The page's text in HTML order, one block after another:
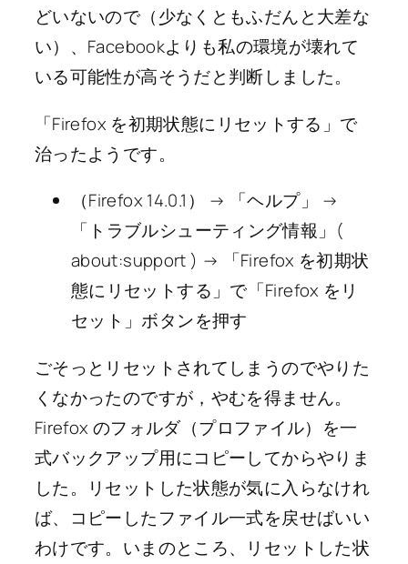
どいないので（少なくともふだんと大差な
い）、Facebookよりも私の環境が壊れて
いる可能性が高そうだと判断しました。
「Firefox を初期状態にリセットする」で
治ったようです。
（Firefox 14.0.1） → 「ヘルプ」 →
「トラブルシューティング情報」(
about:support ) → 「Firefox を初期状
態にリセットする」で「Firefox をリ
セット」ボタンを押す
ごそっとリセットされてしまうのでやりた
くなかったのですが，やむを得ません。
Firefox のフォルダ（プロファイル）を一
式バックアップ用にコピーしてからやりま
した。リセットした状態が気に入らなけれ
ば、コピーしたファイル一式を戻せばいい
わけです。いまのところ、リセットした状